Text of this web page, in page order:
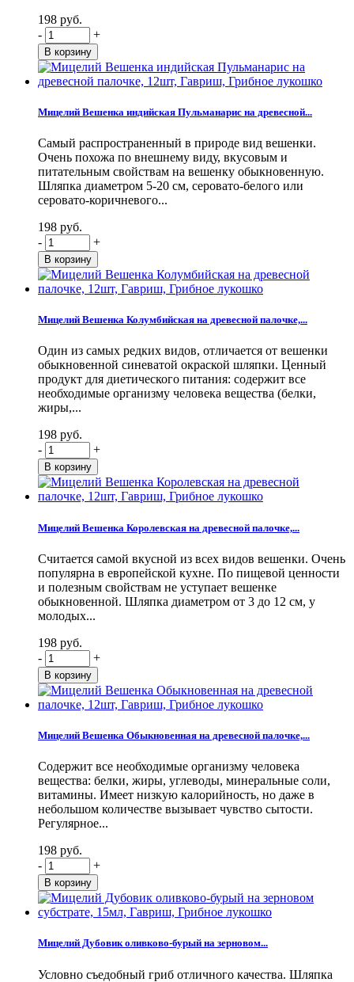
198 руб.
-
+
Мицелий Вешенка индийская Пульманарис на древесной...
Самый распространенный в природе вид вешенки.
Очень похожа по внешнему виду, вкусовым и
питательным свойствам на вешенку обыкновенную.
Шляпка диаметром 5-20 см, серовато-белого или
серовато-коричневого...
198 руб.
-
+
Мицелий Вешенка Колумбийская на древесной палочке,...
Один из самых редких видов, отличается от вешенки
обыкновенной синеватой окраской шляпки. Ценный
продукт для диетического питания: содержит все
необходимые организму человека вещества (белки,
жиры,...
198 руб.
-
+
Мицелий Вешенка Королевская на древесной палочке,...
Считается самой вкусной из всех видов вешенки. Очень
популярна в европейской кухне. По пищевой ценности
и полезным свойствам не уступает вешенке
обыкновенной. Шляпка диаметром от 3 до 12 см, у
молодых...
198 руб.
-
+
Мицелий Вешенка Обыкновенная на древесной палочке,...
Содержит все необходимые организму человека
вещества: белки, жиры, углеводы, минеральные соли,
витамины. Имеет низкую калорийность, но даже в
небольшом количестве вызывает чувство сытости.
Регулярное...
198 руб.
-
+
Мицелий Дубовик оливково-бурый на зерновом...
Условно съедобный гриб отличного качества. Шляпка